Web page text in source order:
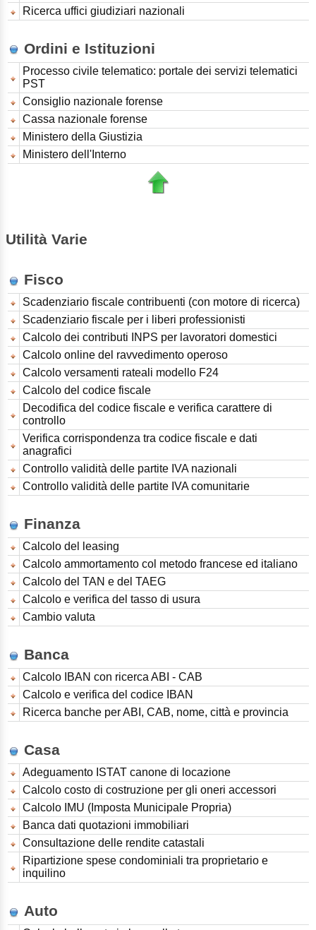
Ricerca uffici giudiziari nazionali
Ordini e Istituzioni
Processo civile telematico: portale dei servizi telematici
PST
Consiglio nazionale forense
Cassa nazionale forense
Ministero della Giustizia
Ministero dell'Interno
Utilità Varie
Fisco
Scadenziario fiscale contribuenti (con motore di ricerca)
Scadenziario fiscale per i liberi professionisti
Calcolo dei contributi INPS per lavoratori domestici
Calcolo online del ravvedimento operoso
Calcolo versamenti rateali modello F24
Calcolo del codice fiscale
Decodifica del codice fiscale e verifica carattere di
controllo
Verifica corrispondenza tra codice fiscale e dati
anagrafici
Controllo validità delle partite IVA nazionali
Controllo validità delle partite IVA comunitarie
Finanza
Calcolo del leasing
Calcolo ammortamento col metodo francese ed italiano
Calcolo del TAN e del TAEG
Calcolo e verifica del tasso di usura
Cambio valuta
Banca
Calcolo IBAN con ricerca ABI - CAB
Calcolo e verifica del codice IBAN
Ricerca banche per ABI, CAB, nome, città e provincia
Casa
Adeguamento ISTAT canone di locazione
Calcolo costo di costruzione per gli oneri accessori
Calcolo IMU (Imposta Municipale Propria)
Banca dati quotazioni immobiliari
Consultazione delle rendite catastali
Ripartizione spese condominiali tra proprietario e
inquilino
Auto